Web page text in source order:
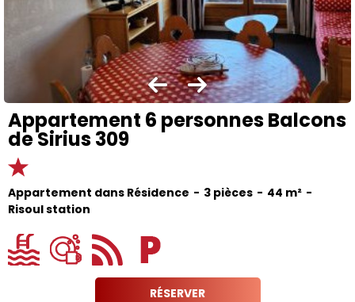
Appartement 6 personnes Balcons
de Sirius 309
Appartement dans Résidence 3 pièces 44 m²
Risoul station
RÉSERVER